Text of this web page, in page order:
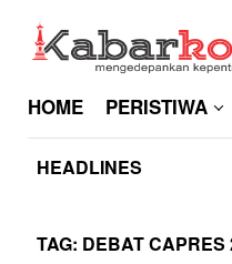
HOME PERISTIWA
HEADLINES
TAG: DEBAT CAPRES